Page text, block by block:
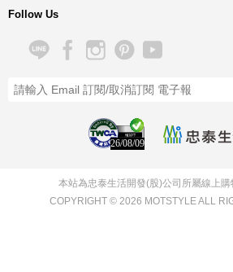
Follow Us
26/08/09
本站為忠泰生活開發(股)公司所屬線上購
COPYRIGHT © 2026 MOTSTYLE ALL